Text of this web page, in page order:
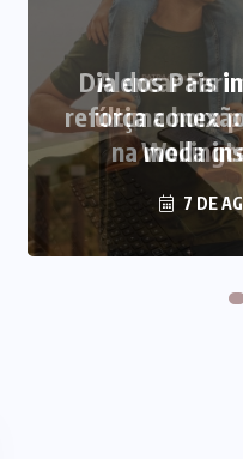
Alencar
última hora
7 DE